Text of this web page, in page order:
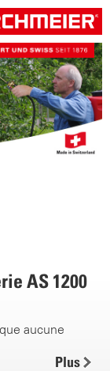
AS 1200
aucune
Plus